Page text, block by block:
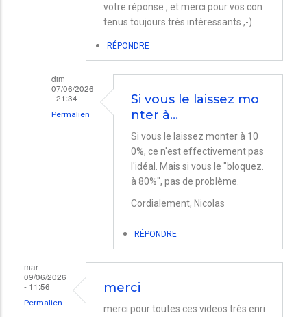
votre réponse , et merci pour vos con
tenus toujours très intéressants ,-)
RÉPONDRE
dim
07/06/2026
- 21:34
Permalien
VALENTINE
HERR…
Si vous le laissez mo
nter à…
Si vous le laissez monter à 10
0%, ce n'est effectivement pas
l'idéal. Mais si vous le "bloquez.
à 80%", pas de problème.
Cordialement, Nicolas
RÉPONDRE
mar
09/06/2026
- 11:56
Permalien
merci
merci pour toutes ces videos très enri